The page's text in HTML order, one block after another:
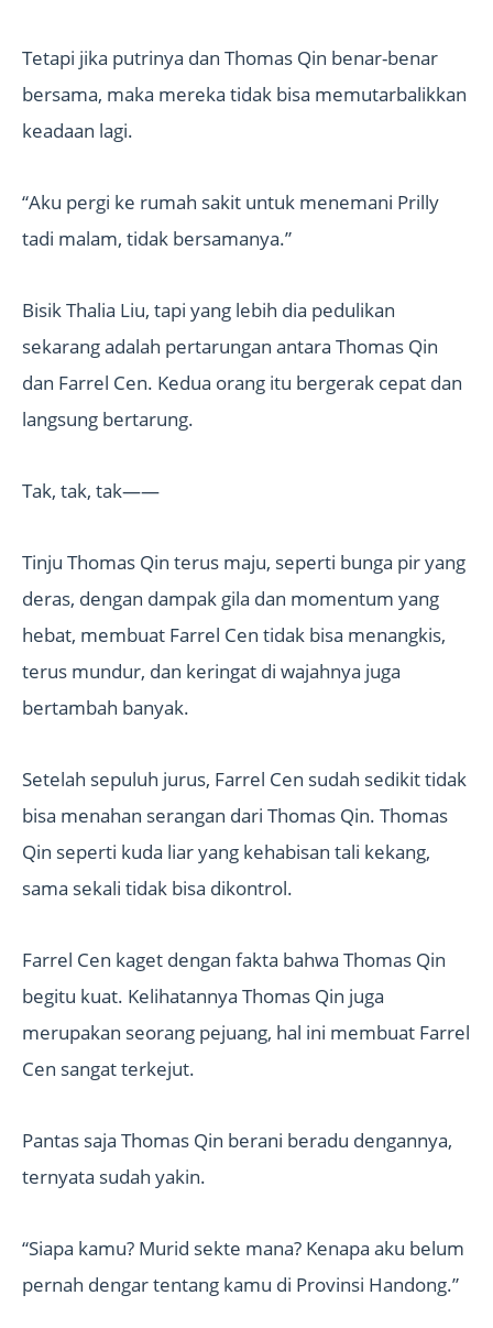
Tetapi jika putrinya dan Thomas Qin benar-benar
bersama, maka mereka tidak bisa memutarbalikkan
keadaan lagi.
“Aku pergi ke rumah sakit untuk menemani Prilly
tadi malam, tidak bersamanya.”
Bisik Thalia Liu, tapi yang lebih dia pedulikan
sekarang adalah pertarungan antara Thomas Qin
dan Farrel Cen. Kedua orang itu bergerak cepat dan
langsung bertarung.
Tak, tak, tak——
Tinju Thomas Qin terus maju, seperti bunga pir yang
deras, dengan dampak gila dan momentum yang
hebat, membuat Farrel Cen tidak bisa menangkis,
terus mundur, dan keringat di wajahnya juga
bertambah banyak.
Setelah sepuluh jurus, Farrel Cen sudah sedikit tidak
bisa menahan serangan dari Thomas Qin. Thomas
Qin seperti kuda liar yang kehabisan tali kekang,
sama sekali tidak bisa dikontrol.
Farrel Cen kaget dengan fakta bahwa Thomas Qin
begitu kuat. Kelihatannya Thomas Qin juga
merupakan seorang pejuang, hal ini membuat Farrel
Cen sangat terkejut.
Pantas saja Thomas Qin berani beradu dengannya,
ternyata sudah yakin.
“Siapa kamu? Murid sekte mana? Kenapa aku belum
pernah dengar tentang kamu di Provinsi Handong.”